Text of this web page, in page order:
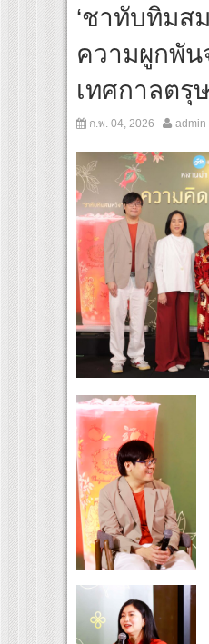
‘ชาทับทิมส
ความผูกพัน
เทศกาลตรุ
ก.พ. 04, 2026 admin